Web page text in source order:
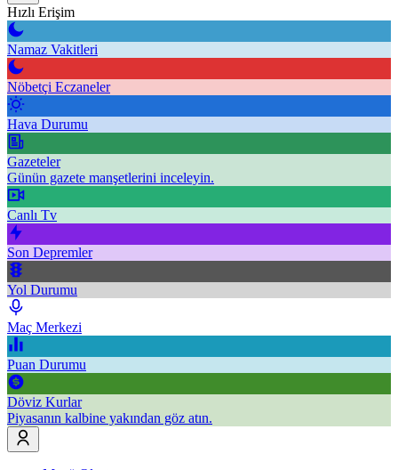
Hızlı Erişim
Namaz Vakitleri
Nöbetçi Eczaneler
Hava Durumu
Gazeteler
Günün gazete manşetlerini inceleyin.
Canlı Tv
Son Depremler
Yol Durumu
Maç Merkezi
Puan Durumu
Döviz Kurlar
Piyasanın kalbine yakından göz atın.